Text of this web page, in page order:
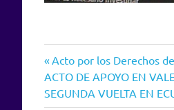
Navegación
de
Entrada
anterior:
Acto por los Derechos
Siguiente
entrada:
ACTO DE APOYO EN
SEGUNDA VUELTA EN